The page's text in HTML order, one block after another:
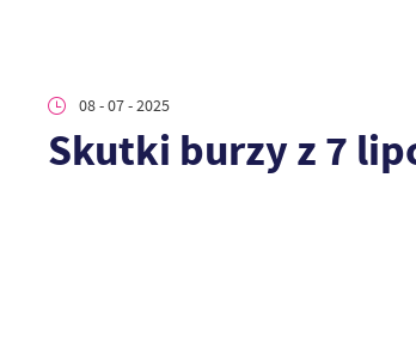
08 - 07 - 2025
Skutki burzy z 7